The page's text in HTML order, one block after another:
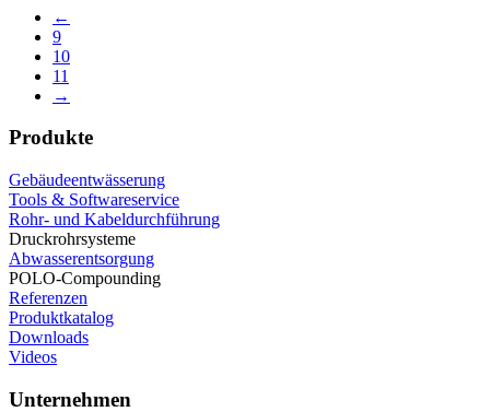
←
9
10
11
→
Produkte
Gebäudeentwässerung
Tools & Softwareservice
Rohr- und Kabeldurchführung
Druckrohrsysteme
Abwasserentsorgung
POLO-Compounding
Referenzen
Produktkatalog
Downloads
Videos
Unternehmen